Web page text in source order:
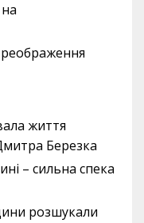
життя
Березка
– сильна спека
розшукали